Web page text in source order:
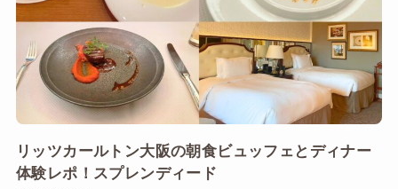
リッツカールトン大阪の朝食ビュッフェとディナー
体験レポ！スプレンディード